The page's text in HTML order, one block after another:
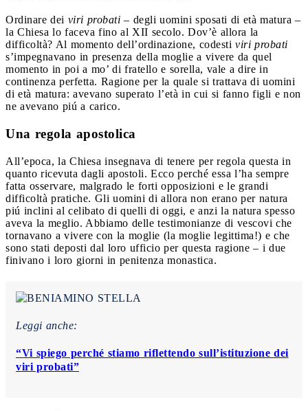
Ordinare dei viri probati – degli uomini sposati di età matura –
la Chiesa lo faceva fino al XII secolo. Dov’è allora la
difficoltà? Al momento dell’ordinazione, codesti viri probati
s’impegnavano in presenza della moglie a vivere da quel
momento in poi a mo’ di fratello e sorella, vale a dire in
continenza perfetta. Ragione per la quale si trattava di uomini
di età matura: avevano superato l’età in cui si fanno figli e non
ne avevano piú a carico.
Una regola apostolica
All’epoca, la Chiesa insegnava di tenere per regola questa in
quanto ricevuta dagli apostoli. Ecco perché essa l’ha sempre
fatta osservare, malgrado le forti opposizioni e le grandi
difficoltà pratiche. Gli uomini di allora non erano per natura
piú inclini al celibato di quelli di oggi, e anzi la natura spesso
aveva la meglio. Abbiamo delle testimonianze di vescovi che
tornavano a vivere con la moglie (la moglie legittima!) e che
sono stati deposti dal loro ufficio per questa ragione – i due
finivano i loro giorni in penitenza monastica.
Leggi anche:
“Vi spiego perché stiamo riflettendo sull’istituzione dei
viri probati”